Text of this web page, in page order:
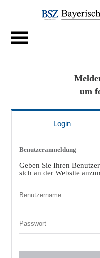
um
Login
Benutzeranmeldung
Geben Sie Ihren
sich an der Website